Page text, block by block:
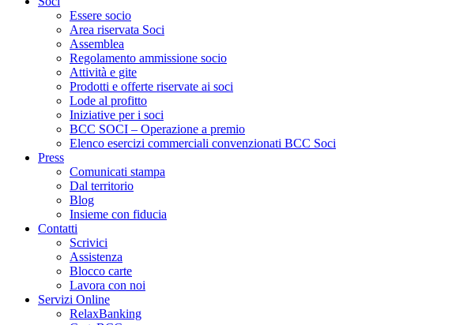
Essere socio
Area riservata Soci
Assemblea
Regolamento ammissione socio
Attività e gite
Prodotti e offerte riservate ai soci
Lode al profitto
Iniziative per i soci
BCC SOCI – Operazione a premio
Elenco esercizi commerciali convenzionati BCC Soci
Press
Comunicati stampa
Dal territorio
Blog
Insieme con fiducia
Contatti
Scrivici
Assistenza
Blocco carte
Lavora con noi
Servizi Online
RelaxBanking